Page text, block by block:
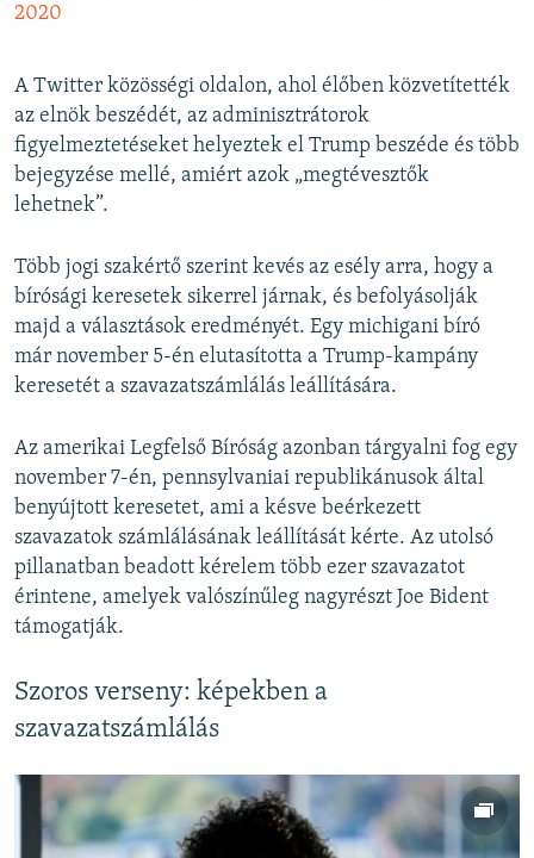
2020
A Twitter közösségi oldalon, ahol élőben közvetítették
az elnök beszédét, az adminisztrátorok
figyelmeztetéseket helyeztek el Trump beszéde és több
bejegyzése mellé, amiért azok „megtévesztők
lehetnek”.
Több jogi szakértő szerint kevés az esély arra, hogy a
bírósági keresetek sikerrel járnak, és befolyásolják
majd a választások eredményét. Egy michigani bíró
már november 5-én elutasította a Trump-kampány
keresetét a szavazatszámlálás leállítására.
Az amerikai Legfelső Bíróság azonban tárgyalni fog egy
november 7-én, pennsylvaniai republikánusok által
benyújtott keresetet, ami a késve beérkezett
szavazatok számlálásának leállítását kérte. Az utolsó
pillanatban beadott kérelem több ezer szavazatot
érintene, amelyek valószínűleg nagyrészt Joe Bident
támogatják.
Szoros verseny: képekben a
szavazatszámlálás